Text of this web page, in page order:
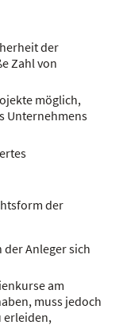
der
Zahl von
möglich,
Unternehmens
der
der Anleger sich
am
muss jedoch
erleiden,